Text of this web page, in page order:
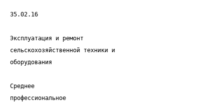
35.02.16
Эксплуатация и ремонт
сельскохозяйственной техники и
оборудования
Среднее
профессиональное